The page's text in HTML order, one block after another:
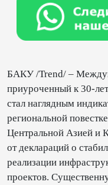
БАКУ /Trend/ –
приуроченный к 30-
стал наглядным
региональной
Центральной Азией и
от деклараций о
реализации
проектов.